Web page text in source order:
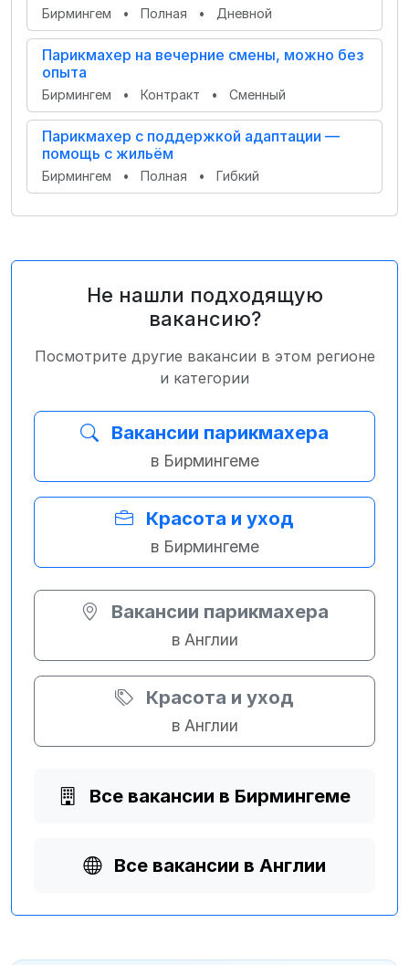
Бирмингем • Полная • Дневной
Парикмахер на вечерние смены, можно без
опыта
Бирмингем • Контракт • Сменный
Парикмахер с поддержкой адаптации —
помощь с жильём
Бирмингем • Полная • Гибкий
Не нашли подходящую
вакансию?
Посмотрите другие вакансии в этом регионе
и категории
Вакансии парикмахера
в Бирмингеме
Красота и уход
в Бирмингеме
Вакансии парикмахера
в Англии
Красота и уход
в Англии
Все вакансии в Бирмингеме
Все вакансии в Англии